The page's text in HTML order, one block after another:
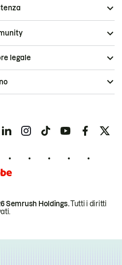
Semrush Holdings.Tutti i diritti
legale